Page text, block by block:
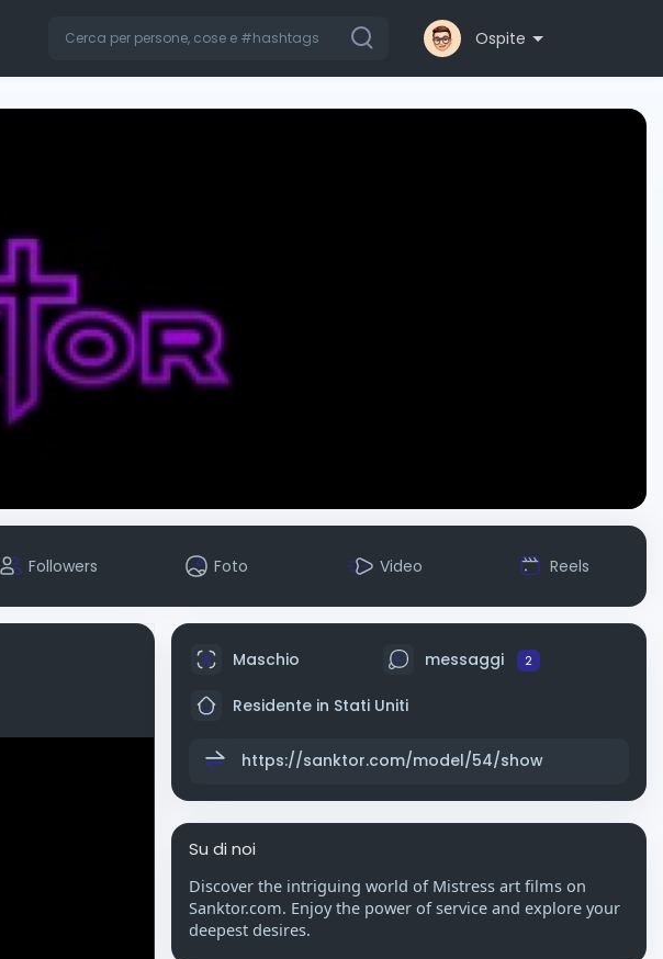
Ospite
Followers Foto Video Reels
Maschio messaggi 2
Residente in Stati Uniti
https://sanktor.com/model/54/show
Su di noi
Discover the intriguing world of Mistress art films on
Sanktor.com. Enjoy the power of service and explore your
deepest desires.